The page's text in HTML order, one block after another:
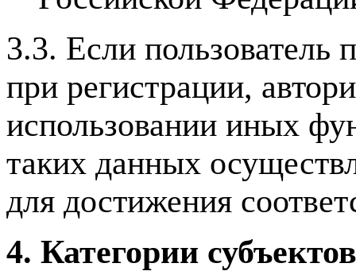
3.3. Если пользователь
при регистрации,
использовании иных
таких данных
для достижения
4. Категории